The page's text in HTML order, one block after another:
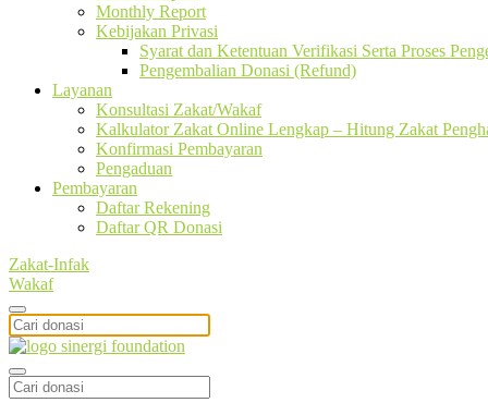
Monthly Report
Kebijakan Privasi
Syarat dan Ketentuan Verifikasi Serta Proses
Pengembalian Donasi (Refund)
Layanan
Konsultasi Zakat/Wakaf
Kalkulator Zakat Online Lengkap – Hitung Zakat
Konfirmasi Pembayaran
Pengaduan
Pembayaran
Daftar Rekening
Daftar QR Donasi
Zakat-Infak
Wakaf